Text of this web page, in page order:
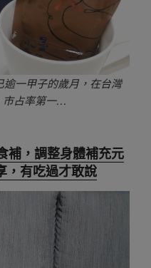
一甲子的歲月，在台灣
市占率第一…
補，調整身體補充元
，有吃過才敢說